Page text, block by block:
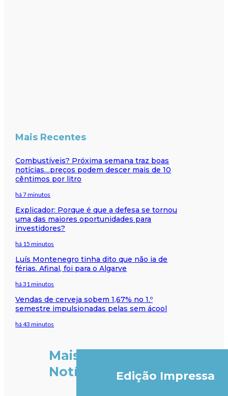
Mais Recentes
Combustíveis? Próxima semana traz boas
notícias…preços podem descer mais de 10
cêntimos por litro
há 7 minutos
Explicador: Porque é que a defesa se tornou
uma das maiores oportunidades para
investidores?
há 15 minutos
Luís Montenegro tinha dito que não ia de
férias. Afinal, foi para o Algarve
há 31 minutos
Vendas de cerveja sobem 1,67% no 1.º
semestre impulsionadas pelas sem ácool
há 43 minutos
Mais
Notícias
Edição Impressa